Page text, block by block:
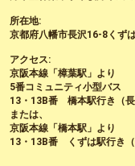
所在地:
京都府八幡市長沢16-8くず
アクセス:
京阪本線「樟葉駅」より
5番コミュニティ小型バス
13・13B番 橋本駅行き（
または、
京阪本線「橋本駅」より
13・13B番 くずは駅行き